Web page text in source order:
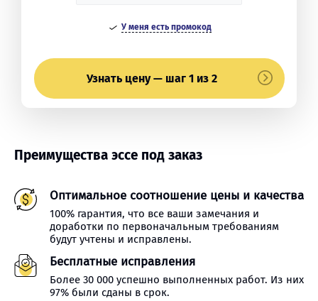
У меня есть промокод
Узнать цену — шаг 1 из 2
Преимущества эссе под заказ
Оптимальное соотношение цены и качества
100% гарантия, что все ваши замечания и
доработки по первоначальным требованиям
будут учтены и исправлены.
Бесплатные исправления
Более 30 000 успешно выполненных работ. Из них
97% были сданы в срок.